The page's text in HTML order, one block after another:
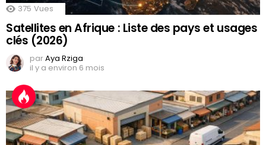
375 Vues
Satellites en Afrique : Liste des pays et usages
clés (2026)
parAya Rziga
il y a environ 6 mois